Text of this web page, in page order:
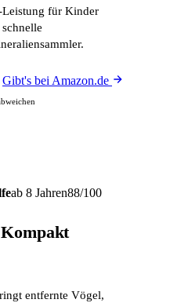
Leistung für Kinder
Gibt's bei Amazon.de
ab 8 Jahren88/100
entfernte Vögel,